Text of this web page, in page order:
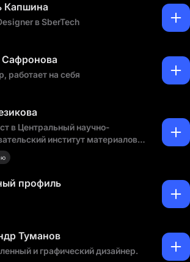
Капшина
в SberTech
работает на себя
в Центральный научно-
институт материалов
Менделеева
профиль
Туманов
и графический дизайнер.